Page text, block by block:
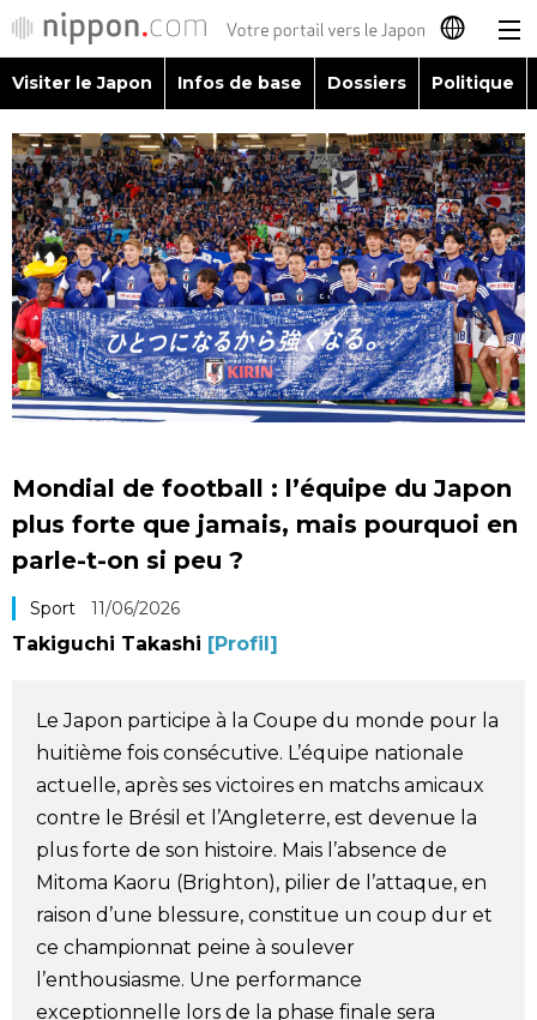
日本語
English
简体字
繁體字
Español
العربية
Visiter le Japon
Infos de base
Dossiers
Économie
Société
Culture
Gastronomie
Le japonais
En plus
Données
Séries
official SNS
Visiter le Japon Infos de base Dossiers Politique
Mondial de football : l’équipe du Japon
plus forte que jamais, mais pourquoi en
parle-t-on si peu ?
Sport 11/06/2026
Takiguchi Takashi [Profil]
Le Japon participe à la Coupe du monde pour la
huitième fois consécutive. L’équipe nationale
actuelle, après ses victoires en matchs amicaux
contre le Brésil et l’Angleterre, est devenue la
plus forte de son histoire. Mais l’absence de
Mitoma Kaoru (Brighton), pilier de l’attaque, en
raison d’une blessure, constitue un coup dur et
ce championnat peine à soulever
l’enthousiasme. Une performance
exceptionnelle lors de la phase finale sera